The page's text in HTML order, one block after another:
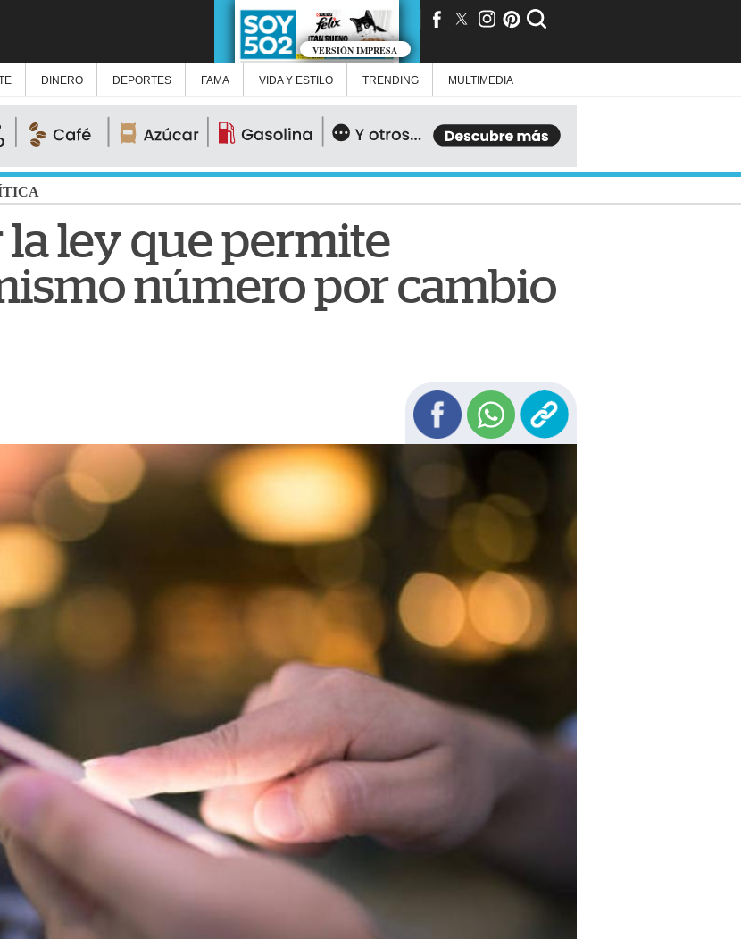
VERSIÓN IMPRESA
DINERO DEPORTES FAMA VIDA Y ESTILO TRENDING MULTIMEDIA
ley que permite
número por cambio